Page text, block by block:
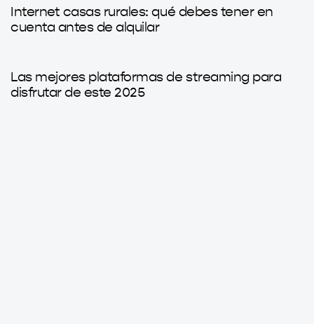
Internet casas rurales: qué debes tener en
cuenta antes de alquilar
Las mejores plataformas de streaming para
disfrutar de este 2025